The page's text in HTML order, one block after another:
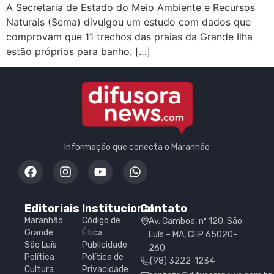
A Secretaria de Estado do Meio Ambiente e Recursos
Naturais (Sema) divulgou um estudo com dados que
comprovam que 11 trechos das praias da Grande Ilha
estão próprios para banho. […]
Informação que conecta o Maranhão
Editoriais
Maranhão
Grande
São Luís
Política
Cultura
Institucional
Código de
Ética
Publicidade
Política de
Privacidade
Contato
Av. Camboa, nº 120, São
Luís – MA, CEP 65020-
260
(98) 3222-1234